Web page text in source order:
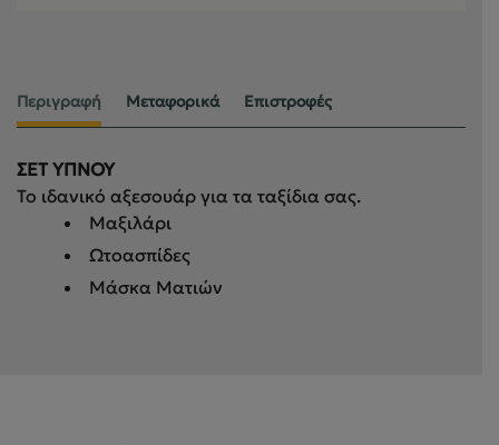
Περιγραφή Μεταφορικά Επιστροφές
ΣΕΤ ΥΠΝΟΥ
Το ιδανικό αξεσουάρ για τα ταξίδια σας.
Μαξιλάρι
Ωτοασπίδες
Μάσκα Ματιών